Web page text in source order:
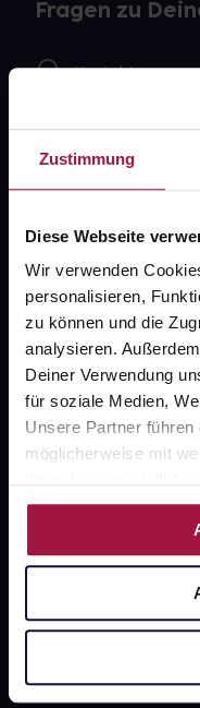
Zustimmung
Diese Webseite
Wir verwenden
personalisieren,
zu können und die
analysieren.
Deiner Verwendung
für soziale Medien,
Unsere Partner
möglicherweise mit
Nutzung der Dienste
Fragen zu
Kontakt
gesund.de
Über uns
Karriere
Newsletter
PAYBACK
Sanitätshäuser
Impressum